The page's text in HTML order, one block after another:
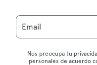
Email
Nos preocupa tu
personales de acuerdo